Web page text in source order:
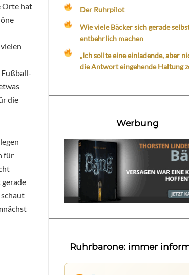
Orte hat
die
für
Der Ruhrpilot
Wie viele Bäcker sich gerade
entbehrlich machen
„Ich sollte eine einladende, aber
die Antwort eingehende Haltung
Werbung
Ruhrbarone: immer